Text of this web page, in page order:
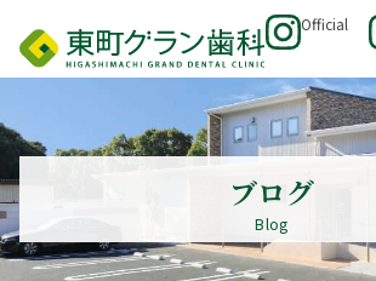
Official
ブログ
Blog